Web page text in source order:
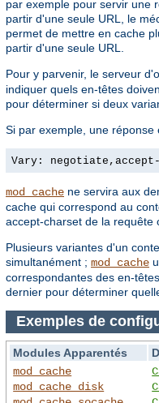
par exemple pour servir une
partir d'une seule URL, le
permet de mettre en cache
partir d'une seule URL.
Pour y parvenir, le serveur
indiquer quels en-têtes
pour déterminer si deux
Si par exemple, une réponse
Vary:
mod_cache ne servira aux
cache qui correspond au
accept-charset de la requête
Plusieurs variantes d'un
simultanément ; mod_cache
correspondantes des en-
dernier pour déterminer
Exemples de
Modules Apparentés
mod_cache
mod_cache_disk